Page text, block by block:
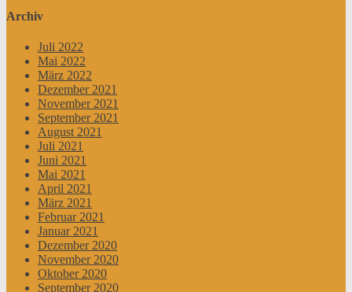
Archiv
Juli 2022
Mai 2022
März 2022
Dezember 2021
November 2021
September 2021
August 2021
Juli 2021
Juni 2021
Mai 2021
April 2021
März 2021
Februar 2021
Januar 2021
Dezember 2020
November 2020
Oktober 2020
September 2020